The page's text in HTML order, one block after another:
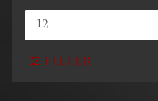
Filter